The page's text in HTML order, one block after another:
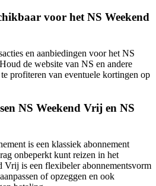
voor het NS Weekend
en aanbiedingen voor het NS
de website van NS en andere
profiteren van eventuele kortingen op
NS Weekend Vrij en NS
is een klassiek abonnement
onbeperkt kunt reizen in het
Vrij is een flexibeler abonnementsvorm
of opzeggen en ook